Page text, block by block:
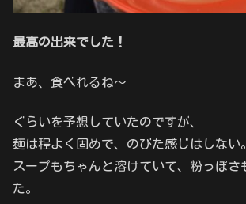
最高の出来でした！
まあ、食べれるね〜
ぐらいを予想していたのですが、
麺は程よく固めで、のびた感じはしない。
スープもちゃんと溶けていて、粉っぽさ
た。